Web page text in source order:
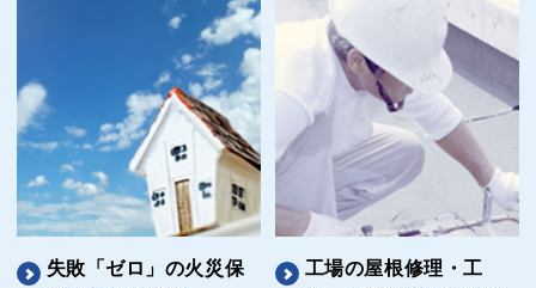
失敗「ゼロ」の火災保
工場の屋根修理・工